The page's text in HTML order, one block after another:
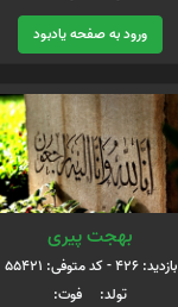
ورود به صفحه یادبود
بهجت پیری
بازدید: 426 - کد متوفی: 55421
تولد: فوت: